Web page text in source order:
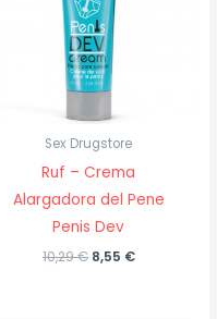
Sex Drugstore
Ruf – Crema
Alargadora del Pene
Penis Dev
10,29€ El
8,55 €El